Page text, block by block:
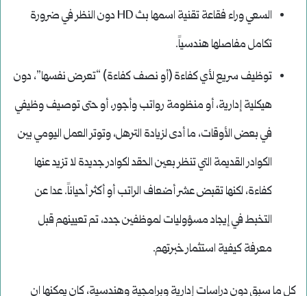
السعي وراء فقاعة تقنية اسمها بث HD دون النظر في ضرورة
تكامل مفاصلها هندسياً.
توظيف سريع لأي كفاءة (أو نصف كفاءة) “تعرض نفسها”، دون
هيكلية إدارية، أو منظومة رواتب وأجور، أو حتى توصيف وظيفي
في بعض الأوقات، ما أدى لزيادة الترهل، وتوتر العمل اليومي بين
الكوادر القديمة التي تنظر بعين الحقد لكوادر جديدة لا تزيد عنها
كفاءة، لكنها تقبض عشر أضعاف الراتب أو أكثر أحياناً. عدا عن
التخبط في إيجاد مسؤوليات لموظفين جدد، تم تعيينهم قبل
معرفة كيفية استثمار خبرتهم.
كل ما سبق دون دراسات إدارية وبرامجية وهندسية، كان يمكنها ان